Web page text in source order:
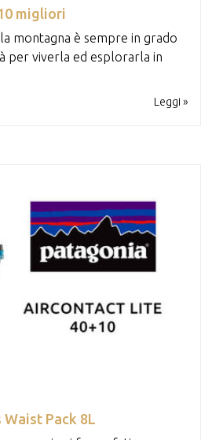
migliori
montagna è sempre in grado
per viverla ed esplorarla in
Leggi »
Pack 8L